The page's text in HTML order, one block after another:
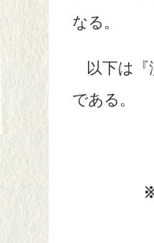
なる。
以下は
である。